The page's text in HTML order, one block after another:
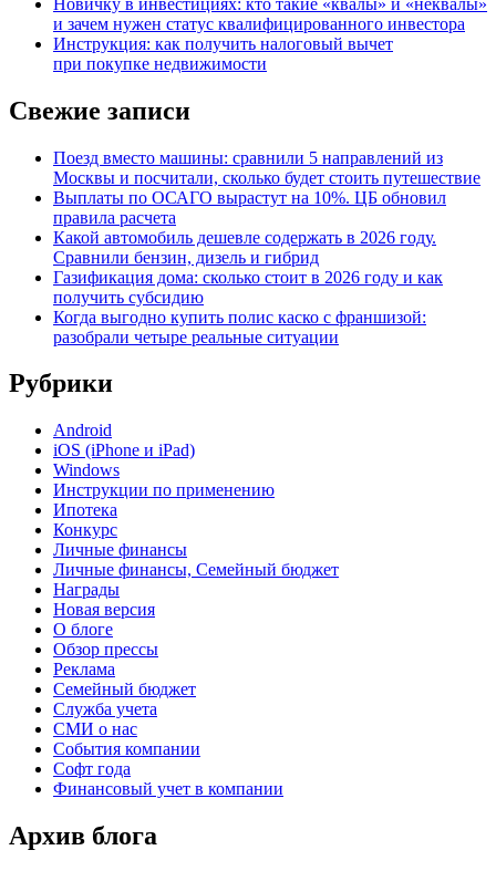
и зачем нужен статус квалифицированного инвестора
Инструкция: как получить налоговый вычет
при покупке недвижимости
Свежие записи
Поезд вместо машины: сравнили 5 направлений из
Москвы и посчитали, сколько будет стоить путешествие
Выплаты по ОСАГО вырастут на 10%. ЦБ обновил
правила расчета
Какой автомобиль дешевле содержать в 2026 году.
Сравнили бензин, дизель и гибрид
Газификация дома: сколько стоит в 2026 году и как
получить субсидию
Когда выгодно купить полис каско с франшизой:
разобрали четыре реальные ситуации
Рубрики
Android
iOS (iPhone и iPad)
Windows
Инструкции по применению
Ипотека
Конкурс
Личные финансы
Личные финансы, Семейный бюджет
Награды
Новая версия
О блоге
Обзор прессы
Реклама
Семейный бюджет
Служба учета
СМИ о нас
События компании
Софт года
Финансовый учет в компании
Архив блога